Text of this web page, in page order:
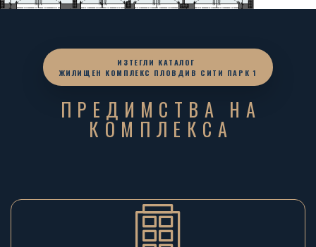
ИЗТЕГЛИ КАТАЛОГ
ЖИЛИЩЕН КОМПЛЕКС ПЛОВДИВ СИТИ ПАРК 1
ПРЕДИМСТВА НА
КОМПЛЕКСА